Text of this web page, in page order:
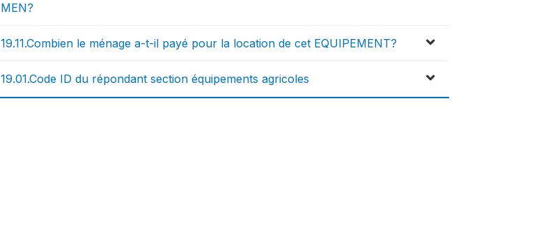
MEN?
19.11.Combien le ménage a-t-il payé pour la location de cet EQUIPEMENT?
19.01.Code ID du répondant section équipements agricoles